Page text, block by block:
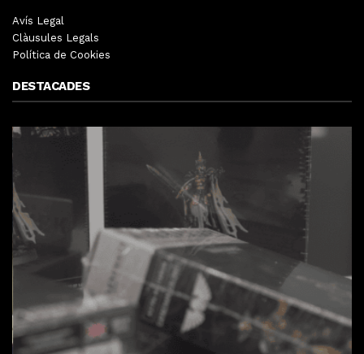
Avís Legal
Clàusules Legals
Política de Cookies
DESTACADES